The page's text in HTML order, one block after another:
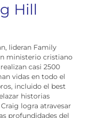
Hill
lideran Family
ministerio cristiano
casi 2500
vidas en todo el
incluido el best
historias
logra atravesar
profundidades del